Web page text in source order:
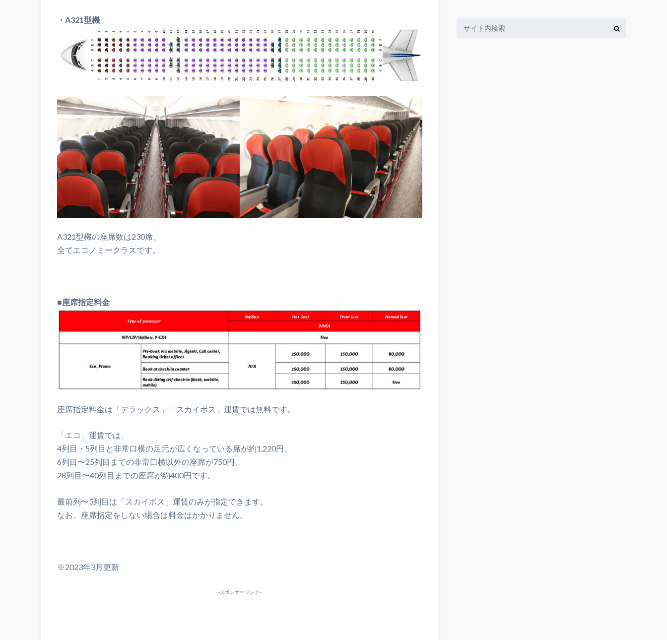
・A321型機
A321型機の座席数は230席。
全てエコノミークラスです。
■座席指定料金
座席指定料金は「デラックス」「スカイボス」運賃では無料です。
「エコ」運賃では、
4列目・5列目と非常口横の足元が広くなっている席が約1,220円、
6列目〜25列目までの非常口横以外の座席が750円、
28列目〜40列目までの座席が約400円です。
最前列〜3列目は「スカイボス」運賃のみが指定できます。
なお、座席指定をしない場合は料金はかかりません。
※2023年3月更新
-スポンサーリンク-